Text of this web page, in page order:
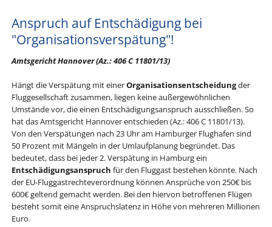
Anspruch auf Entschädigung bei
"Organisationsverspätung"!
Amtsgericht Hannover (Az.: 406 C 11801/13)
Hängt die Verspätung mit einerOrganisationsentscheidungder
Fluggesellschaft zusammen, liegen keine außergewöhnlichen
Umstände vor, die einen Entschädigungsanspruch ausschließen. So
hat das Amtsgericht Hannover entschieden (Az.: 406 C 11801/13).
Von den Verspätungen nach 23 Uhr am Hamburger Flughafen sind
50 Prozent mit Mängeln in der Umlaufplanung begründet. Das
bedeutet, dass bei jeder 2. Verspätung in Hamburg ein
Entschädigungsanspruch für den Fluggast bestehen könnte. Nach
der EU-Fluggastrechteverordnung können Ansprüche von 250€ bis
600€ geltend gemacht werden. Bei den hiervon betroffenen Flügen
besteht somit eine Anspruchslatenz in Höhe von mehreren Millionen
Euro.